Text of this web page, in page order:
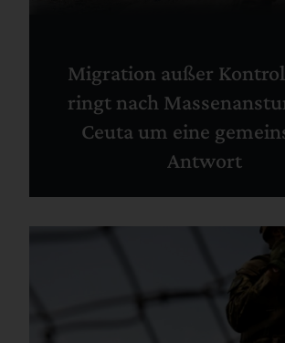
Migration außer
ringt nach
Ceuta um eine
Antwort